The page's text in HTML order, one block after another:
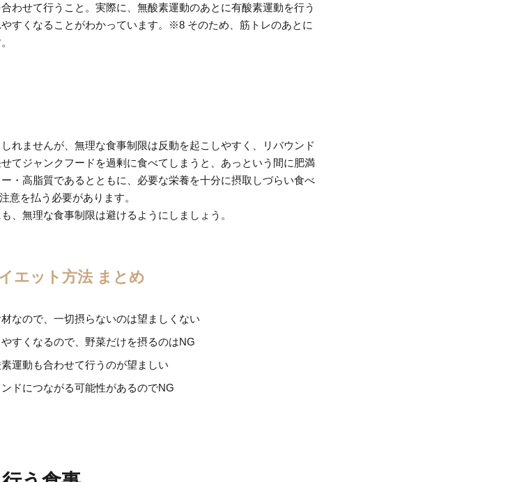
わせて行うこと。実際に、無酸素運動のあとに有酸素運動を行う
すくなることがわかっています。※8 そのため、筋トレのあとに
れませんが、無理な食事制限は反動を起こしやすく、リバウンド
てジャンクフードを過剰に食べてしまうと、あっという間に肥満
・高脂質であるとともに、必要な栄養を十分に摂取しづらい食べ
を払う必要があります。
、無理な食事制限は避けるようにしましょう。
エット方法 まとめ
なので、一切摂らないのは望ましくない
すくなるので、野菜だけを摂るのはNG
運動も合わせて行うのが望ましい
ドにつながる可能性があるのでNG